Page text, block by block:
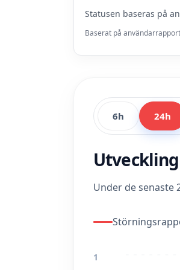
Statusen baseras på
Baserat på
6h 24h
Under de
1